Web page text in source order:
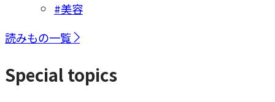
#美容
読みもの一覧
Special topics